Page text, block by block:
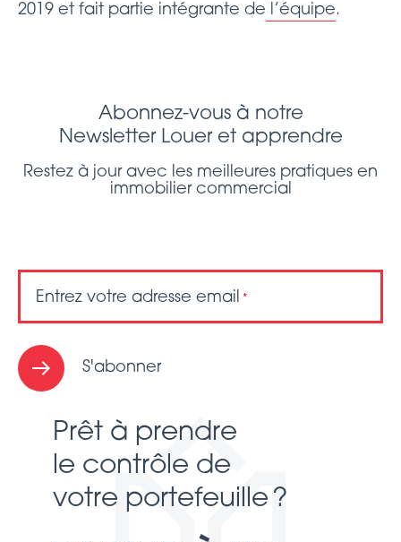
2019 et fait partie intégrante de l’équipe.
Abonnez-vous à notre
Newsletter Louer et apprendre
Restez à jour avec les meilleures pratiques en
immobilier commercial
Entrez votre adresse email *
S'abonner
Prêt à prendre
le contrôle de
votre portefeuille ?